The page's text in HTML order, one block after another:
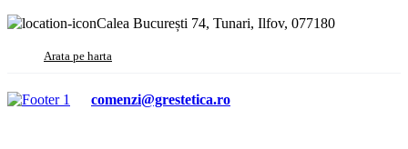
Calea București 74, Tunari, Ilfov, 077180
Arata pe harta
comenzi@grestetica.ro